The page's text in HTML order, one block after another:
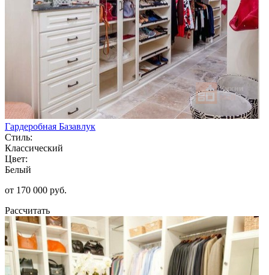
Гардеробная Базавлук
Стиль:
Классический
Цвет:
Белый
от 170 000 руб.
Рассчитать